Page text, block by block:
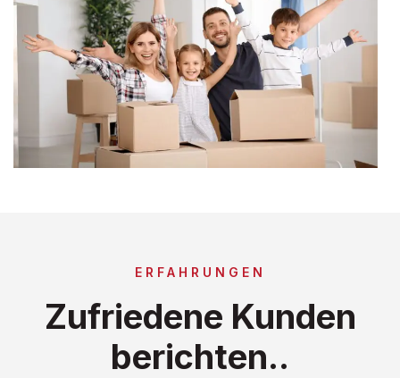
ERFAHRUNGEN
Zufriedene Kunden
berichten..